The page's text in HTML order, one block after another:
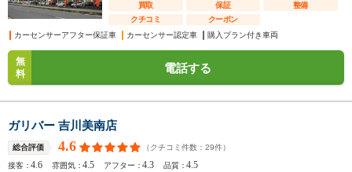
買取
保証
整備
クチコミ
クーポン
カーセンサーアフター保証車
カーセンサー認定車 購入プラン付き車両
無
料
電話する
ガリバー 吉川美南店
総合評価 4.6 （クチコミ件数： 29件）
接客：4.6 雰囲気：4.5 アフター：4.3 品質：4.5